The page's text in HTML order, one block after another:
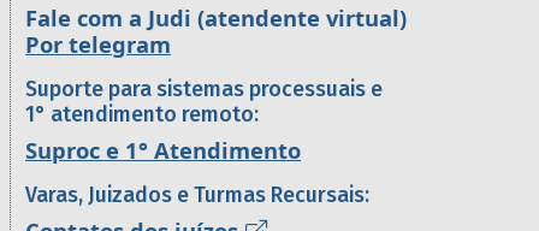
Fale com a Judi (atendente virtual)
Por telegram
Suporte para sistemas processuais e
1° atendimento remoto:
Suproc e 1° Atendimento
Varas, Juizados e Turmas Recursais: